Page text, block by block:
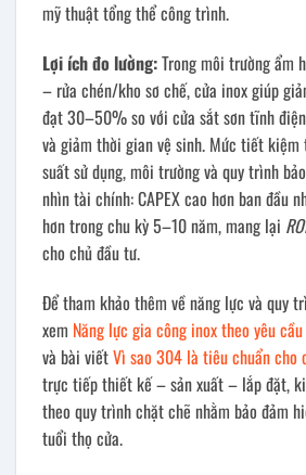
mỹ thuật tổng thể công trình.
Lợi ích đo lường:Trong môi trường ẩm
– rửa chén/kho sơ chế, cửa inox giúp
đạt 30–50% so với cửa sắt sơn tĩnh
và giảm thời gian vệ sinh. Mức tiết
suất sử dụng, môi trường và quy trình
nhìn tài chính: CAPEX cao hơn ban đầu
hơn trong chu kỳ 5–10 năm, mang lại
cho chủ đầu tư.
Để tham khảo thêm về năng lực và quy
xem Năng lực gia công inox theo yêu
và bài viếtVì sao 304 là tiêu chuẩn cho
trực tiếp thiết kế – sản xuất – lắp đặt,
theo quy trình chặt chẽ nhằm bảo đảm
tuổi thọ cửa.